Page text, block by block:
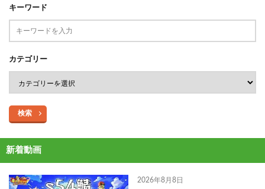
キーワード
カテゴリー
検索
新着動画
2026年8月8日